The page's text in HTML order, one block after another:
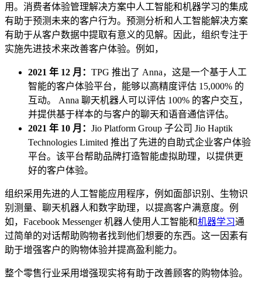
用。消费者体验管理解决方案中人工智能和机器学习的集成
有助于预测未来的客户行为。预测分析和人工智能解决方案
有助于从客户数据中提取有意义的见解。因此，组织专注于
实施先进技术来改善客户体验。例如，
2021 年 12 月： TPG 推出了 Anna，这是一个基于人工
智能的客户体验平台，能够以高精度评估 15,000% 的
互动。 Anna 聊天机器人可以评估 100% 的客户交互，
并提供基于样本的与客户的聊天和语音通信评估。
2021 年 10 月： Jio Platform Group 子公司 Jio Haptik
Technologies Limited 推出了先进的自助式企业客户体验
平台。该平台帮助品牌打造智能虚拟助理，以提供更
好的客户体验。
组织采用先进的人工智能应用程序，例如面部识别、生物识
别测量、聊天机器人和数字助理，以提高客户满意度。例
如，Facebook Messenger 机器人使用人工智能和机器学习通
过简单的对话帮助购物者找到他们想要的东西。这一因素有
助于增强客户的购物体验并提高盈利能力。
整个零售行业采用增强现实将有助于改善顾客的购物体验。